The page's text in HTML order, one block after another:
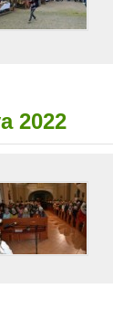
2022